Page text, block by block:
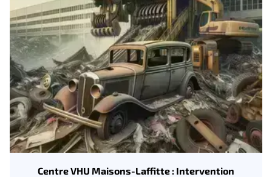
Centre VHU Maisons-Laffitte : Intervention